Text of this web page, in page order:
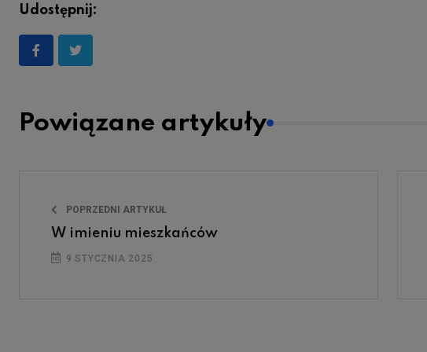
Udostępnij:
Powiązane artykuły
POPRZEDNI ARTYKUŁ
W imieniu mieszkańców
9 STYCZNIA 2025